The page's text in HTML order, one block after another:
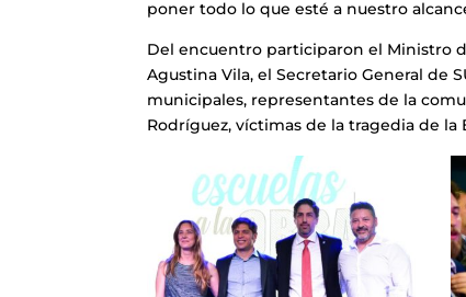
poner todo lo que esté a nuestro
Del encuentro participaron el Ministro
Agustina Vila, el Secretario General de
municipales, representantes de la
Rodríguez, víctimas de la tragedia de la